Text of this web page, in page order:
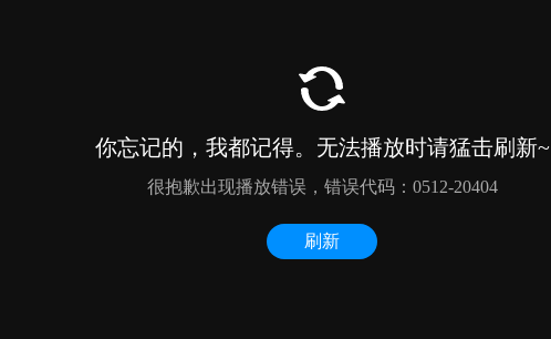
你忘记的，我都记得。无法播放时请猛击刷新~
很抱歉出现播放错误，错误代码：0512-20404
刷新